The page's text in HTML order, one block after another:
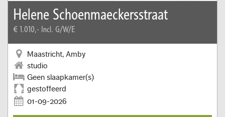
Helene Schoenmaeckersstraat
€ 1.010,- Incl. G/W/E
Maastricht, Amby
studio
Geen slaapkamer(s)
gestoffeerd
01-09-2026